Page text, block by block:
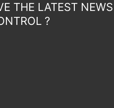
THE LATEST NEWS
?